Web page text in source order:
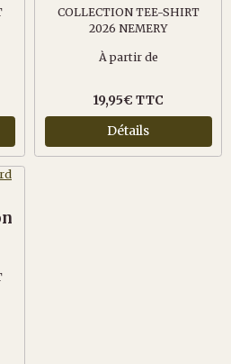
COLLECTION TEE-SHIRT
2026 NEMERY
À partir de
19,95€ TTC
Détails